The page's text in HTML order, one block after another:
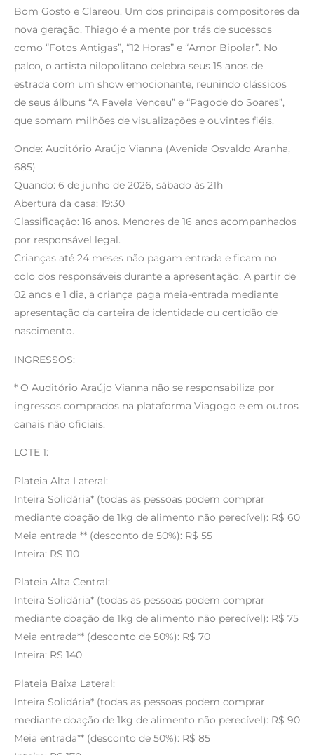
Bom Gosto e Clareou. Um dos principais compositores da
nova geração, Thiago é a mente por trás de sucessos
como “Fotos Antigas”, “12 Horas” e “Amor Bipolar”. No
palco, o artista nilopolitano celebra seus 15 anos de
estrada com um show emocionante, reunindo clássicos
de seus álbuns “A Favela Venceu” e “Pagode do Soares”,
que somam milhões de visualizações e ouvintes fiéis.
Onde: Auditório Araújo Vianna (Avenida Osvaldo Aranha,
685)
Quando: 6 de junho de 2026, sábado às 21h
Abertura da casa: 19:30
Classificação: 16 anos. Menores de 16 anos acompanhados
por responsável legal.
Crianças até 24 meses não pagam entrada e ficam no
colo dos responsáveis durante a apresentação. A partir de
02 anos e 1 dia, a criança paga meia-entrada mediante
apresentação da carteira de identidade ou certidão de
nascimento.
INGRESSOS:
* O Auditório Araújo Vianna não se responsabiliza por
ingressos comprados na plataforma Viagogo e em outros
canais não oficiais.
LOTE 1:
Plateia Alta Lateral:
Inteira Solidária* (todas as pessoas podem comprar
mediante doação de 1kg de alimento não perecível): R$ 60
Meia entrada ** (desconto de 50%): R$ 55
Inteira: R$ 110
Plateia Alta Central:
Inteira Solidária* (todas as pessoas podem comprar
mediante doação de 1kg de alimento não perecível): R$ 75
Meia entrada** (desconto de 50%): R$ 70
Inteira: R$ 140
Plateia Baixa Lateral:
Inteira Solidária* (todas as pessoas podem comprar
mediante doação de 1kg de alimento não perecível): R$ 90
Meia entrada** (desconto de 50%): R$ 85